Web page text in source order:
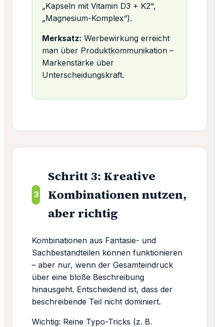
„Kapseln mit Vitamin D3 + K2“,
„Magnesium-Komplex“).
Merksatz: Werbewirkung erreicht
man über Produktkommunikation –
Markenstärke über
Unterscheidungskraft.
3
Schritt 3: Kreative
Kombinationen nutzen,
aber richtig
Kombinationen aus Fantasie- und
Sachbestandteilen können funktionieren
– aber nur, wenn der Gesamteindruck
über eine bloße Beschreibung
hinausgeht. Entscheidend ist, dass der
beschreibende Teil nicht dominiert.
Wichtig: Reine Typo-Tricks (z. B.